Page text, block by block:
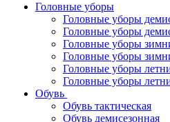
Головные уборы
Головные уборы
Головные уборы
Головные уборы
Головные уборы
Головные уборы
Головные уборы
Обувь
Обувь тактическая
Обувь демисезонная